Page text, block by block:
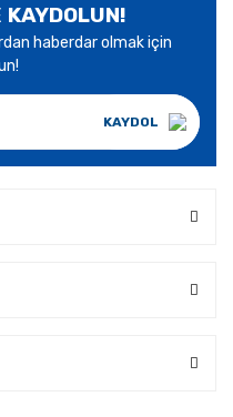
KAYDOLUN!
haberdar olmak için
KAYDOL